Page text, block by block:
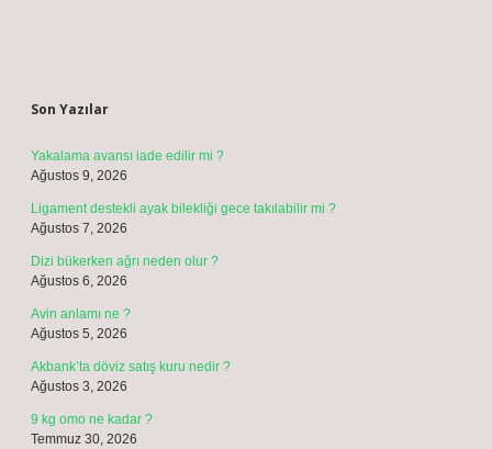
Son Yazılar
Yakalama avansı iade edilir mi ?
Ağustos 9, 2026
Ligament destekli ayak bilekliği gece takılabilir mi ?
Ağustos 7, 2026
Dizi bükerken ağrı neden olur ?
Ağustos 6, 2026
Avin anlamı ne ?
Ağustos 5, 2026
Akbank’ta döviz satış kuru nedir ?
Ağustos 3, 2026
9 kg omo ne kadar ?
Temmuz 30, 2026